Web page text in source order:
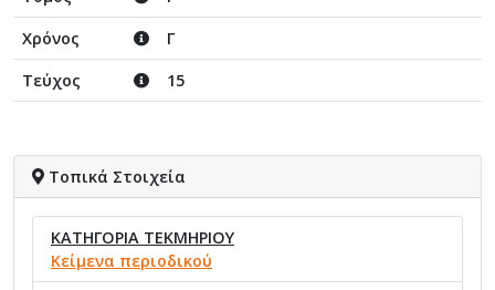
Χρόνος
Γ
Τεύχος
15
Τοπικά Στοιχεία
ΚΑΤΗΓΟΡΙΑ ΤΕΚΜΗΡΙΟΥ
Κείμενα περιοδικού